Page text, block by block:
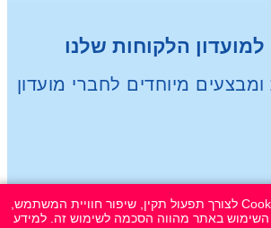
הלקוחות שלנו
מיוחדים לחברי מועדון
אתר זה עושה שימוש ב-Cookies לצורך תפעול תקין, שיפור חוויית המשתמש,
באתר מהווה הסכמה לשימוש זה. למידע
SuperTOY סופרטוי